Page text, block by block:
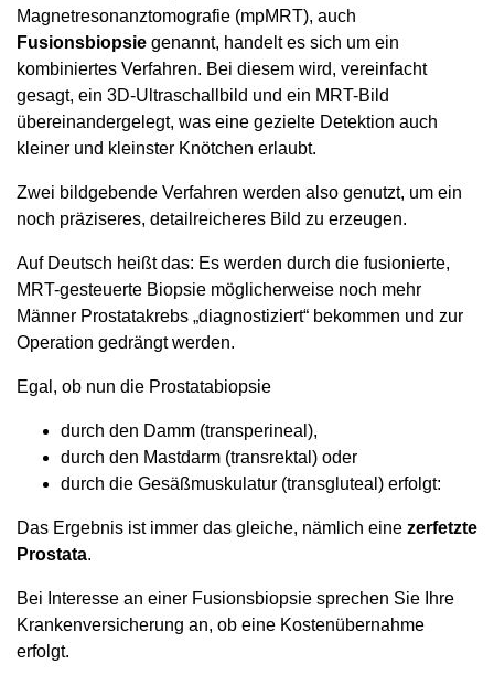
Magnetresonanztomografie (mpMRT), auch
Fusionsbiopsie genannt, handelt es sich um ein
kombiniertes Verfahren. Bei diesem wird, vereinfacht
gesagt, ein 3D-Ultraschallbild und ein MRT-Bild
übereinandergelegt, was eine gezielte Detektion auch
kleiner und kleinster Knötchen erlaubt.
Zwei bildgebende Verfahren werden also genutzt, um ein
noch präziseres, detailreicheres Bild zu erzeugen.
Auf Deutsch heißt das: Es werden durch die fusionierte,
MRT-gesteuerte Biopsie möglicherweise noch mehr
Männer Prostatakrebs „diagnostiziert“ bekommen und zur
Operation gedrängt werden.
Egal, ob nun die Prostatabiopsie
durch den Damm (transperineal),
durch den Mastdarm (transrektal) oder
durch die Gesäßmuskulatur (transgluteal) erfolgt:
Das Ergebnis ist immer das gleiche, nämlich eine zerfetzte
Prostata.
Bei Interesse an einer Fusionsbiopsie sprechen Sie Ihre
Krankenversicherung an, ob eine Kostenübernahme
erfolgt.